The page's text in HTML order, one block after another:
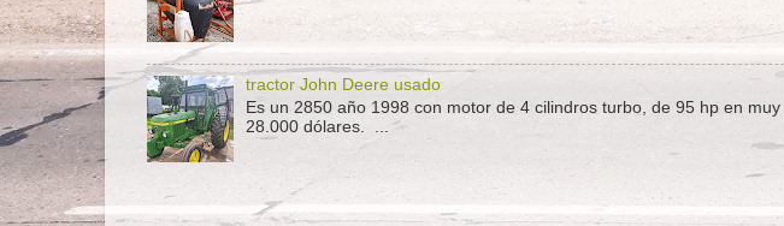
tractor John Deere usado
Es un 2850 año 1998 con motor de 4 cilindros turbo, de 95 hp en
28.000 dólares. ...